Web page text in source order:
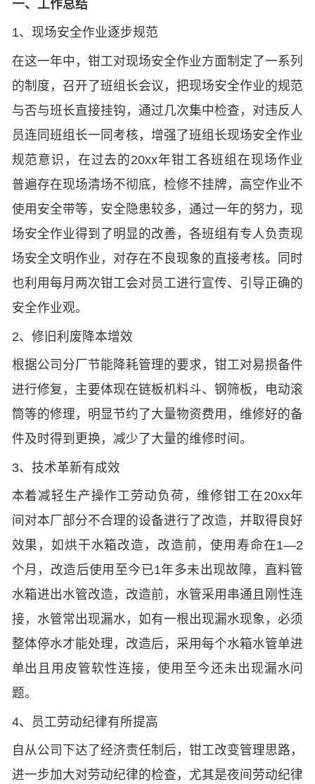
一、工作总结
1、现场安全作业逐步规范
在这一年中，钳工对现场安全作业方面制定了一系列
的制度，召开了班组长会议，把现场安全作业的规范
与否与班长直接挂钩，通过几次集中检查，对违反人
员连同班组长一同考核，增强了班组长现场安全作业
规范意识，在过去的20xx年钳工各班组在现场作业
普遍存在现场清场不彻底，检修不挂牌，高空作业不
使用安全带等，安全隐患较多，通过一年的努力，现
场安全作业得到了明显的改善，各班组有专人负责现
场安全文明作业，对存在不良现象的直接考核。同时
也利用每月两次钳工会对员工进行宣传、引导正确的
安全作业观。
2、修旧利废降本增效
根据公司分厂节能降耗管理的要求，钳工对易损备件
进行修复，主要体现在链板机料斗、钢筛板，电动滚
筒等的修理，明显节约了大量物资费用，维修好的备
件及时得到更换，减少了大量的维修时间。
3、技术革新有成效
本着减轻生产操作工劳动负荷，维修钳工在20xx年
间对本厂部分不合理的设备进行了改造，并取得良好
效果，如烘干水箱改造，改造前，使用寿命在1—2
个月，改造后使用至今已1年多未出现故障，直料管
水箱进出水管改造，改造前，水管采用串通且刚性连
接，水管常出现漏水，如有一根出现漏水现象，必须
整体停水才能处理，改造后，采用每个水箱水管单进
单出且用皮管软性连接，使用至今还未出现漏水问
题。
4、员工劳动纪律有所提高
自从公司下达了经济责任制后，钳工改变管理思路，
进一步加大对劳动纪律的检查，尤其是夜间劳动纪律